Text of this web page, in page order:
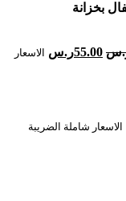
بخزانة
55.00ر.س الاسعار
الاسعار شاملة الضريبة